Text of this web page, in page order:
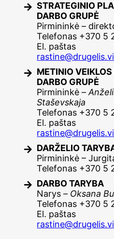
STRATEGINIO
DARBO GRUPĖ
Pirmininkė –
Telefonas +370 5
El. paštas
METINIO
DARBO GRUPĖ
Pirmininkė –
Staševskaja
Telefonas +370 5
El. paštas
DARŽELIO
Pirmininkė –
Telefonas +370 5
DARBO TARYBA
Narys – Oksana
Telefonas +370 5
El. paštas